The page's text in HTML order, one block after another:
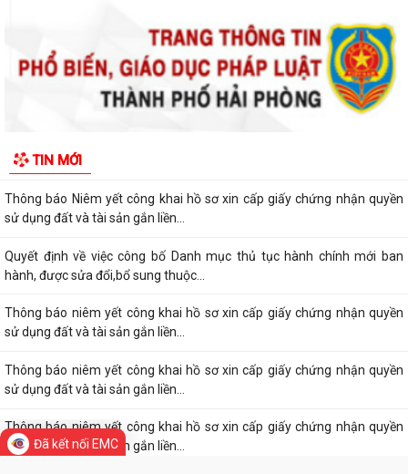
TIN MỚI
Thông báo Lịch công tác tuần 27 của lãnh đạo UBND phường Lê Ích
Mộc (Từ 29/6 - 05/7/2026)
Lịch công tác tuần 26 của lãnh đạo UBND phường Lê Ích Mộc(Từ 29/6
hành, được sửa đổi, bổ sung thuộc...
Thông báo Niêm yết công khai hồ sơ xin cấp giấy chứng nhận quyền
sử dụng đất và tài sản gắn liền...
Thông báo Niêm yết công khai hồ sơ xin cấp giấy chứng nhận quyền
sử dụng đất và tài sản gắn liền...
Quyết định về việc công bố Danh mục thủ tục hành chính mới ban
hành, được sửa đổi,bổ sung thuộc...
Thông báo niêm yết công khai hồ sơ xin cấp giấy chứng nhận quyền
sử dụng đất và tài sản gắn liền...
Thông báo niêm yết công khai hồ sơ xin cấp giấy chứng nhận quyền
sử dụng đất và tài sản gắn liền...
Đã kết nối EMC